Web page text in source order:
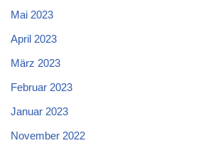
Mai 2023
April 2023
März 2023
Februar 2023
Januar 2023
November 2022